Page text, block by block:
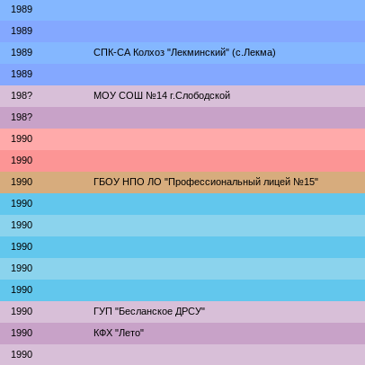
1989
1989
1989 СПК-СА Колхоз "Лекминский" (с.Лекма)
1989
198? МОУ СОШ №14 г.Слободской
198?
1990
1990
1990 ГБОУ НПО ЛО "Профессиональный лицей №15"
1990
1990
1990
1990
1990
1990 ГУП "Бесланское ДРСУ"
1990 КФХ "Лето"
1990